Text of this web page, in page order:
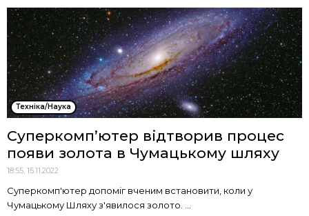
Техніка/Наука
Суперкомп’ютер відтворив процес
появи золота в Чумацькому шляху
18:55, 15.11.2022
Суперкомп'ютер допоміг вченим встановити, коли у
Чумацькому Шляху з'явилося золото. ...